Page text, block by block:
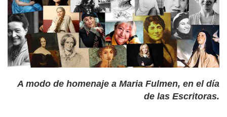
A modo de homenaje a Maria Fulmen, en el día
de las Escritoras.